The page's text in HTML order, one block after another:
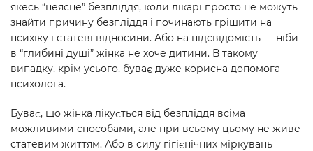
якесь “неясне” безпліддя, коли лікарі просто не можуть
знайти причину безпліддя і починають грішити на
психіку і статеві відносини. Або на підсвідомість — ніби
в “глибині душі” жінка не хоче дитини. В такому
випадку, крім усього, буває дуже корисна допомога
психолога.
Буває, що жінка лікується від безпліддя всіма
можливими способами, але при всьому цьому не живе
статевим життям. Або в силу гігієнічних міркувань